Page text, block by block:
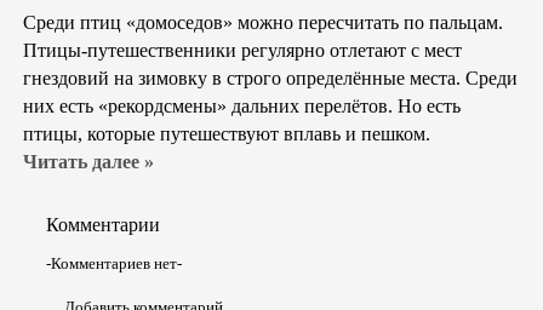
Среди птиц «домоседов» можно пересчитать по пальцам.
Птицы-путешественники регулярно отлетают с мест
гнездовий на зимовку в строго определённые места. Среди
них есть «рекордсмены» дальних перелётов. Но есть
птицы, которые путешествуют вплавь и пешком.
Читать далее »
Комментарии
-Комментариев нет-